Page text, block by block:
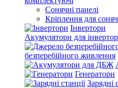
Сонячні панелі
Кріплення для
Інвертори
Акумулятори для
безперебійного живлення
Генератори
Зарядні